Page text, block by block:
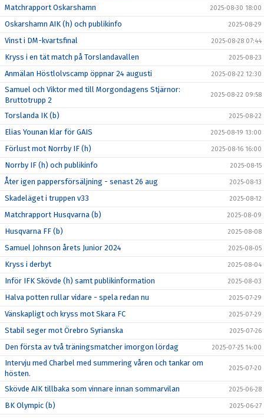
Matchrapport Oskarshamn 2025-08-30 18:00
Oskarshamn AIK (h) och publikinfo 2025-08-29
Vinst i DM-kvartsfinal 2025-08-28 07:44
Kryss i en tät match på Torslandavallen 2025-08-23
Anmälan Höstlolvscamp öppnar 24 augusti 2025-08-22 12:30
Samuel och Viktor med till Morgondagens Stjärnor:
Bruttotrupp 2
2025-08-22 09:58
Torslanda IK (b) 2025-08-22
Elias Younan klar för GAIS 2025-08-19 13:00
Förlust mot Norrby IF (h) 2025-08-16 16:00
Norrby IF (h) och publikinfo 2025-08-15
Åter igen pappersförsäljning - senast 26 aug 2025-08-13
Skadeläget i truppen v33 2025-08-12
Matchrapport Husqvarna (b) 2025-08-09
Husqvarna FF (b) 2025-08-08
Samuel Johnson årets Junior 2024 2025-08-05
Kryss i derbyt 2025-08-04
Inför IFK Skövde (h) samt publikinformation 2025-08-03
Halva potten rullar vidare - spela redan nu 2025-07-29
Vänskapligt och kryss mot Skara FC 2025-07-29
Stabil seger mot Örebro Syrianska 2025-07-26
Den första av två träningsmatcher imorgon lördag 2025-07-25 14:00
Intervju med Charbel med summering våren och tankar om
hösten.
2025-07-20
Skövde AIK tillbaka som vinnare innan sommarvilan 2025-06-28
BK Olympic (b) 2025-06-27